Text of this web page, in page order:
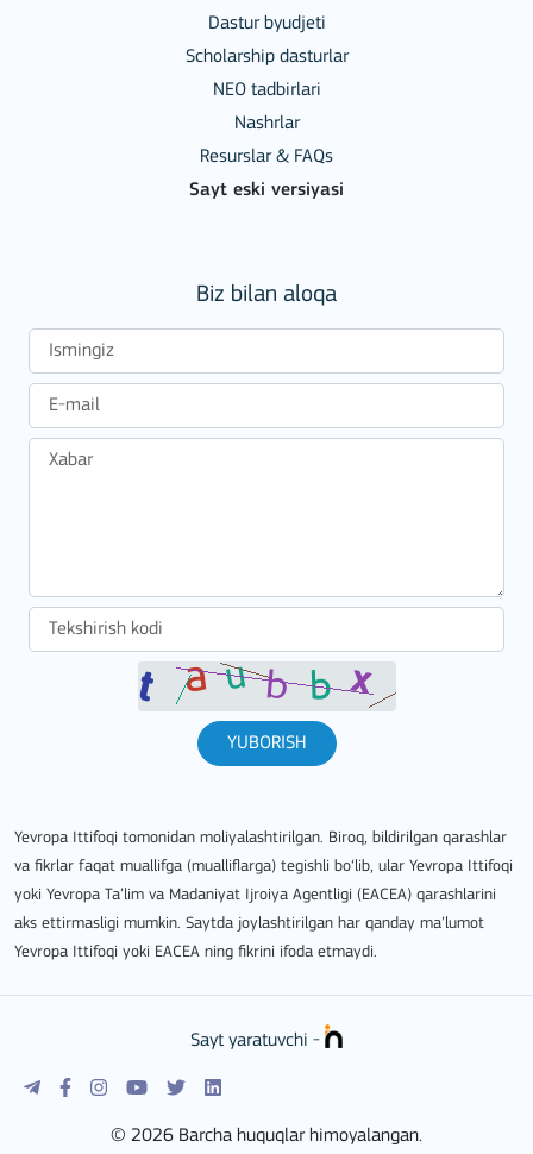
Dastur byudjeti
Scholarship dasturlar
NEO tadbirlari
Nashrlar
Resurslar & FAQs
Sayt eski versiyasi
Biz bilan aloqa
YUBORISH
Yevropa Ittifoqi tomonidan moliyalashtirilgan. Biroq, bildirilgan qarashlar
va fikrlar faqat muallifga (mualliflarga) tegishli bo‘lib, ular Yevropa Ittifoqi
yoki Yevropa Ta’lim va Madaniyat Ijroiya Agentligi (EACEA) qarashlarini
aks ettirmasligi mumkin. Saytda joylashtirilgan har qanday ma’lumot
Yevropa Ittifoqi yoki EACEA ning fikrini ifoda etmaydi.
Sayt yaratuvchi -
© 2026 Barcha huquqlar himoyalangan.